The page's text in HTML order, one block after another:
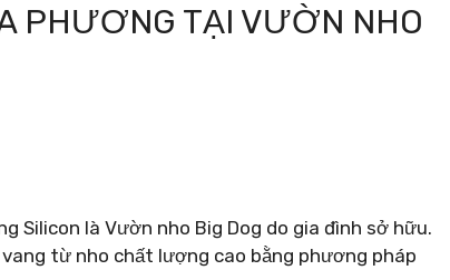
PHƯƠNG TẠI VƯỜN NHO
Silicon là Vườn nho Big Dog do gia đình sở hữu.
từ nho chất lượng cao bằng phương pháp